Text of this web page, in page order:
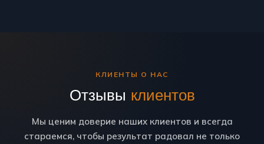
КЛИЕНТЫ О НАС
Отзывы клиентов
Мы ценим доверие наших клиентов и всегда
стараемся, чтобы результат радовал не только